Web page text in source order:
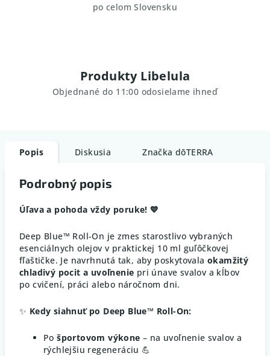
po celom Slovensku
Produkty Libelula
Objednané do 11:00 odosielame ihneď
Popis Diskusia Značka dōTERRA
Podrobný popis
Úľava a pohoda vždy poruke! 💙
Deep Blue™ Roll-On je zmes starostlivo vybraných
esenciálnych olejov v praktickej 10 ml guľôčkovej
fľaštičke. Je navrhnutá tak, aby poskytovala okamžitý
chladivý pocit a uvoľnenie pri únave svalov a kĺbov
po cvičení, práci alebo náročnom dni.
✨ Kedy siahnuť po Deep Blue™ Roll-On:
Pošportovom výkone – na uvoľnenie svalov a
rýchlejšiu regeneráciu 💪